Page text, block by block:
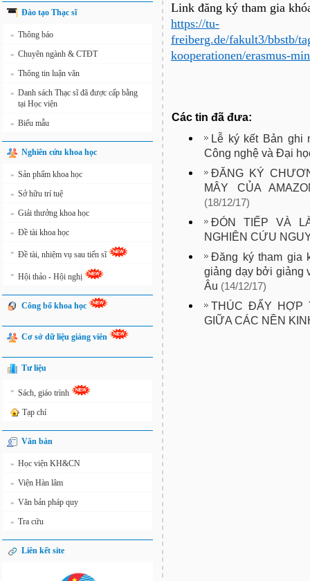
Đào tạo Thạc sĩ
» Thông báo
» Chuyên ngành & CTĐT
» Thông tin luận văn
» Danh sách Thạc sĩ đã được cấp bằng
tại Học viện
» Biểu mẫu
Nghiên cứu khoa học
» Sản phẩm khoa học
» Sở hữu trí tuệ
» Giải thưởng khoa học
» Đề tài khoa học
» Đề tài, nhiệm vụ sau tiến sĩ
» Hội thảo - Hội nghị
Công bố khoa học
Cơ sở dữ liệu giảng viên
Tư liệu
» Sách, giáo trình
Tạp chí
Văn bản
» Học viện KH&CN
» Viện Hàn lâm
» Văn bản pháp quy
» Tra cứu
Liên kết site
Link đăng ký tham gia
https://tu-
freiberg.de/fakult3/bbstb/
kooperationen/erasmus-
Các tin đã đưa:
Lễ ký kết Bản ghi
Công nghệ và Đại
ĐĂNG KÝ
MÂY CỦA
(18/12/17)
ĐÓN TIẾP VÀ
NGHIÊN CỨU
Đăng ký tham gia
giảng dạy bởi giảng
Âu (14/12/17)
THÚC ĐẨY HỢP
GIỮA CÁC NỀN